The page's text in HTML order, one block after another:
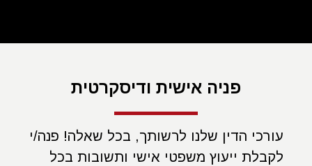
פניה אישית ודיסקרטית
עורכי הדין שלנו לרשותך, בכל שאלה! פנה/י
לקבלת ייעוץ משפטי אישי ותשובות בכל